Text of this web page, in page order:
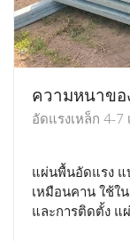
ความหนาข
อัดแรงเหล็ก 4-7
แผ่นพื้นอัดแรง แ
เหมือนคาน ใช้ใ
และการติดตั้ง แ